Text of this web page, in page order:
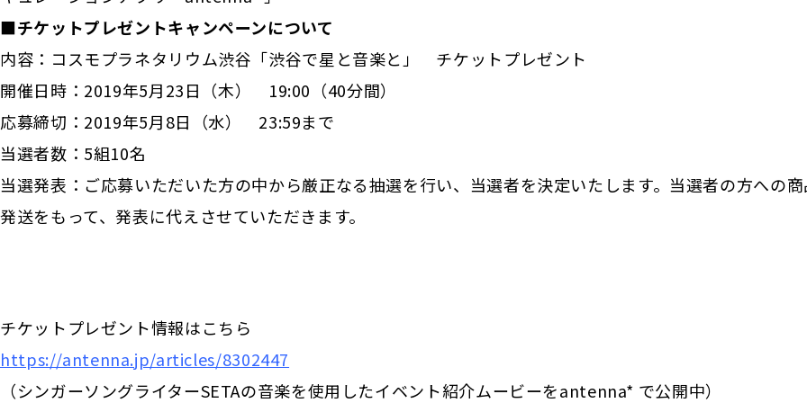
■チケットプレゼントキャンペーンについて
内容：コスモプラネタリウム渋谷「渋谷で星と音楽と」 チケットプレゼント
開催日時：2019年5月23日（木） 19:00（40分間）
応募締切：2019年5月8日（水） 23:59まで
当選者数：5組10名
当選発表：ご応募いただいた方の中から厳正なる抽選を行い、当選者を決定いたします。当選者の方への
発送をもって、発表に代えさせていただきます。
チケットプレゼント情報はこちら
https://antenna.jp/articles/8302447
（シンガーソングライターSETAの音楽を使用したイベント紹介ムービーをantenna* で公開中）